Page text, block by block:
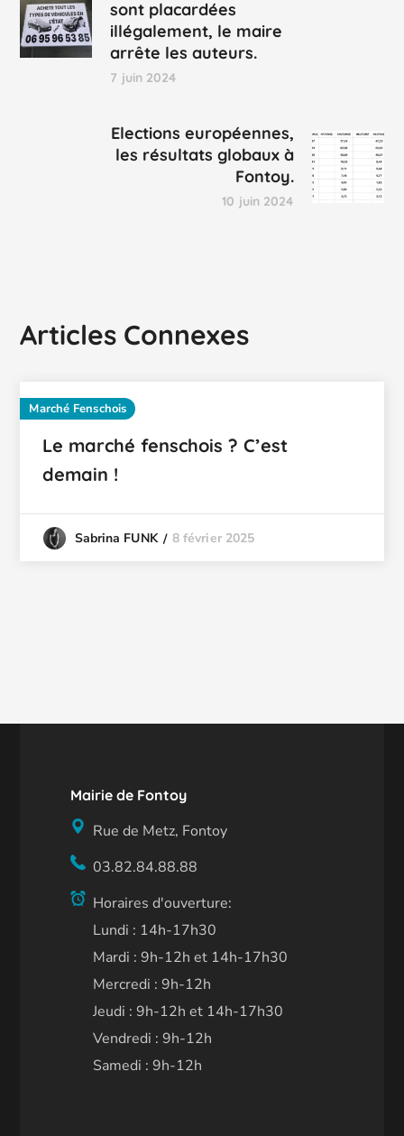
sont placardées
illégalement, le maire
arrête les auteurs.
7 juin 2024
Elections européennes,
les résultats globaux à
Fontoy.
10 juin 2024
Articles Connexes
Marché Fenschois
Le marché fenschois ? C’est
demain !
Sabrina FUNK 8 février 2025
Mairie de Fontoy
Rue de Metz, Fontoy
03.82.84.88.88
Horaires d'ouverture:
Lundi : 14h-17h30
Mardi : 9h-12h et 14h-17h30
Mercredi : 9h-12h
Jeudi : 9h-12h et 14h-17h30
Vendredi : 9h-12h
Samedi : 9h-12h